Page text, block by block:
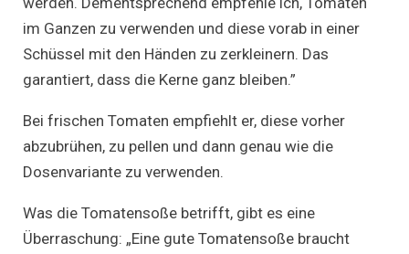
im Ganzen zu verwenden und diese vorab in einer
Schüssel mit den Händen zu zerkleinern. Das
garantiert, dass die Kerne ganz bleiben.”
Bei frischen Tomaten empfiehlt er, diese vorher
abzubrühen, zu pellen und dann genau wie die
Dosenvariante zu verwenden.
Was die Tomatensoße betrifft, gibt es eine
Überraschung: „Eine gute Tomatensoße braucht